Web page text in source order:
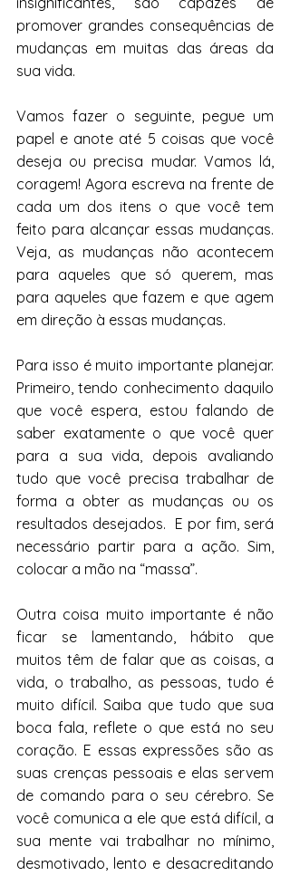
promover grandes consequências de
mudanças em muitas das áreas da
sua vida.
Vamos fazer o seguinte, pegue um
papel e anote até 5 coisas que você
deseja ou precisa mudar. Vamos lá,
coragem! Agora escreva na frente de
cada um dos itens o que você tem
feito para alcançar essas mudanças.
Veja, as mudanças não acontecem
para aqueles que só querem, mas
para aqueles que fazem e que agem
em direção à essas mudanças.
Para isso é muito importante planejar.
Primeiro, tendo conhecimento daquilo
que você espera, estou falando de
saber exatamente o que você quer
para a sua vida, depois avaliando
tudo que você precisa trabalhar de
forma a obter as mudanças ou os
resultados desejados.  E por fim, será
necessário partir para a ação. Sim,
colocar a mão na “massa”.
Outra coisa muito importante é não
ficar se lamentando, hábito que
muitos têm de falar que as coisas, a
vida, o trabalho, as pessoas, tudo é
muito difícil. Saiba que tudo que sua
boca fala, reflete o que está no seu
coração. E essas expressões são as
suas crenças pessoais e elas servem
de comando para o seu cérebro. Se
você comunica a ele que está difícil, a
sua mente vai trabalhar no mínimo,
desmotivado, lento e desacreditando